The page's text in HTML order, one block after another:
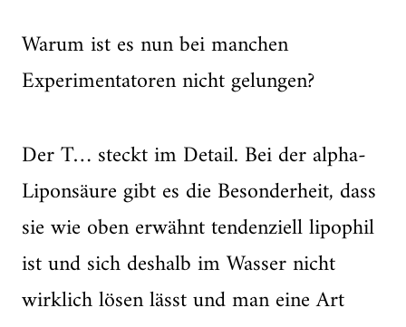
Warum ist es nun bei manchen
Experimentatoren nicht gelungen?
Der T… steckt im Detail. Bei der alpha-
Liponsäure gibt es die Besonderheit, dass
sie wie oben erwähnt tendenziell lipophil
ist und sich deshalb im Wasser nicht
wirklich lösen lässt und man eine Art